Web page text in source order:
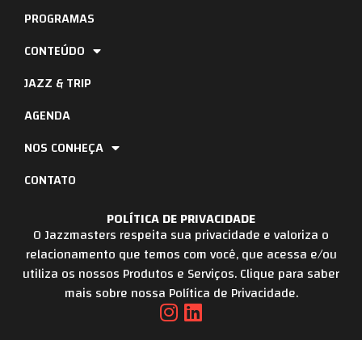
POLÍTICA DE PRIVACIDADE
O Jazzmasters respeita sua privacidade e valoriza o
relacionamento que temos com você, que acessa e/ou
utiliza os nossos Produtos e Serviços. Clique para saber
mais sobre nossa Política de Privacidade.
PROGRAMAS
CONTEÚDO
JAZZ & TRIP
AGENDA
NOS CONHEÇA
CONTATO